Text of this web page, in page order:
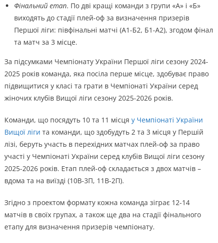
Фінальний етап. По дві кращі команди з групи «А» і «Б»
виходять до стадії плей-оф за визначення призерів
Першої ліги: півфінальні матчі (А1-Б2, Б1-А2), згодом фінал
та матч за 3 місце.
За підсумками Чемпіонату України Першої ліги сезону 2024-
2025 років команда, яка посіла перше місце, здобуває право
підвищитися у класі та грати в Чемпіонаті України серед
жіночих клубів Вищої ліги сезону 2025-2026 років.
Команди, що посядуть 10 та 11 місця у Чемпіонаті України
Вищої ліги та команди, що здобудуть 2 та 3 місця у Першій
лізі, беруть участь в перехідних матчах плей-оф за право
участі у Чемпіонаті України серед клубів Вищої ліги сезону
2025-2026 років. Етап плей-оф складається з двох матчів –
вдома та на виїзді (10В-3П, 11В-2П).
Згідно з проектом формату кожна команда зіграє 12-14
матчів в своїх групах, а також ще два на стадії фінального
етапу для визначення призерів чемпіонату.